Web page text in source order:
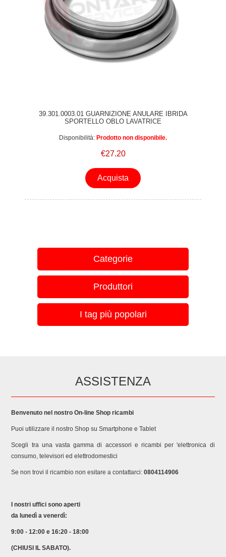
39.301.0003.01 GUARNIZIONE ANULARE IBRIDA
SPORTELLO OBLO LAVATRICE
Disponibilità: Prodotto non disponibile.
€27.20
Acquista
Categorie
Produttori
I tag più popolari
ASSISTENZA
Benvenuto nel nostro On-line Shop ricambi
Puoi utilizzare il nostro Shop su Smartphone e Tablet
Scegli tra una vasta gamma di accessori e ricambi per 'elettronica di
consumo, televisori ed elettrodomestici
Se non trovi il ricambio non esitare a contattarci:0804114906
I nostri uffici sono aperti
da lunedì a venerdì:
9:00 - 12:00 e 16:20 - 18:00
(CHIUSI IL SABATO).